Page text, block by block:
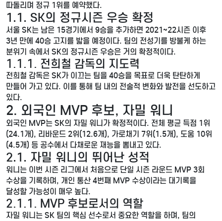
따돌리며 정규 1위를 예약했다.
1.1. SK의 정규시즌 우승 확정
서울 SK는 남은 15경기에서 9승을 추가하면 2021~22시즌 이후
3년 만에 40승 고지를 밟을 예정이다. 팀의 전성기를 방불케 하는
분위기 속에서 SK의 정규시즌 우승은 거의 확정적이다.
1.1.1. 전희철 감독의 지도력
전희철 감독은 SK가 이끄는 팀을 40승을 목표로 더욱 탄탄하게
만들어 가고 있다. 이를 통해 팀 내의 전술적 변화와 발전을 선도하고
있다.
2. 외국인 MVP 후보, 자밀 워니
외국인 MVP는 SK의 자밀 워니가 확정적이다. 전체 평균 득점 1위
(24.1개), 리바운드 2위(12.6개), 가로채기 7위(1.5개), 도움 10위
(4.5개) 등 공수에서 다채로운 재능을 뽐내고 있다.
2.1. 자밀 워니의 뛰어난 성적
워니는 이번 시즌 리그에서 처음으로 단일 시즌 라운드 MVP 3회
수상을 기록하며, 개인 통산 4번째 MVP 수상이라는 대기록을
달성할 가능성이 매우 높다.
2.1.1. MVP 후보로서의 역할
자밀 워니는 SK 팀의 핵심 선수로서 중요한 역할을 하며, 팀의